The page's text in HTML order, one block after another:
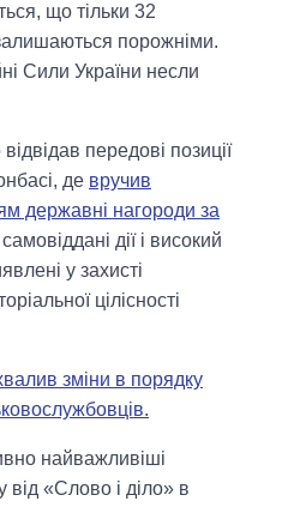
що тільки 32
порожніми.
Сили України несли
передові позиції
де вручив
державні нагороди за
самовіддані дії і високий
у захисті
цілісності
зміни в порядку
найважливіші
від «Слово і діло» в